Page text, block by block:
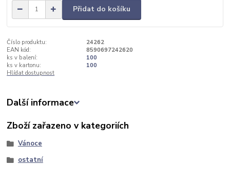
Přidat do košíku
Číslo produktu:
24262
EAN kód:
8590697242620
ks v balení:
100
ks v kartonu:
100
Hlídat dostupnost
Další informace
Zboží zařazeno v kategoriích
Vánoce
ostatní